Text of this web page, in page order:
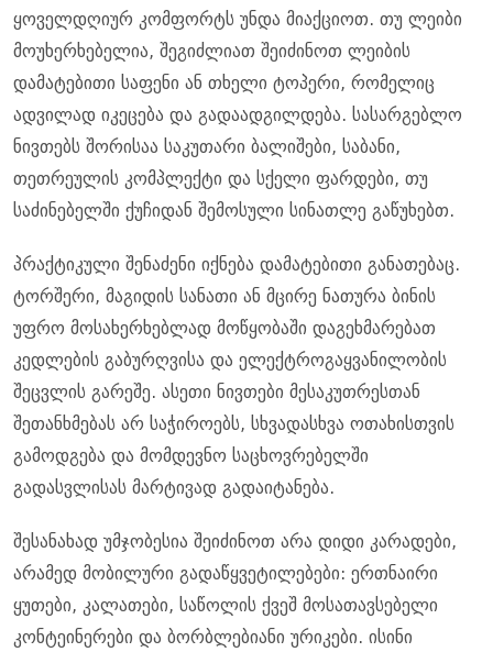
ყოველდღიურ კომფორტს უნდა მიაქციოთ. თუ ლეიბი
მოუხერხებელია, შეგიძლიათ შეიძინოთ ლეიბის
დამატებითი საფენი ან თხელი ტოპერი, რომელიც
ადვილად იკეცება და გადაადგილდება. სასარგებლო
ნივთებს შორისაა საკუთარი ბალიშები, საბანი,
თეთრეულის კომპლექტი და სქელი ფარდები, თუ
საძინებელში ქუჩიდან შემოსული სინათლე გაწუხებთ.
პრაქტიკული შენაძენი იქნება დამატებითი განათებაც.
ტორშერი, მაგიდის სანათი ან მცირე ნათურა ბინის
უფრო მოსახერხებლად მოწყობაში დაგეხმარებათ
კედლების გაბურღვისა და ელექტროგაყვანილობის
შეცვლის გარეშე. ასეთი ნივთები მესაკუთრესთან
შეთანხმებას არ საჭიროებს, სხვადასხვა ოთახისთვის
გამოდგება და მომდევნო საცხოვრებელში
გადასვლისას მარტივად გადაიტანება.
შესანახად უმჯობესია შეიძინოთ არა დიდი კარადები,
არამედ მობილური გადაწყვეტილებები: ერთნაირი
ყუთები, კალათები, საწოლის ქვეშ მოსათავსებელი
კონტეინერები და ბორბლებიანი ურიკები. ისინი